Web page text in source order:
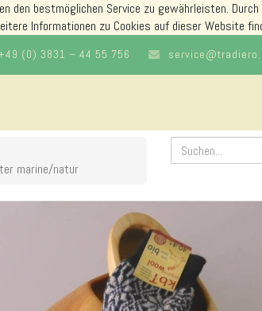
den bestmöglichen Service zu gewährleisten.
Informationen zu Cookies auf dieser Website
(0) 3831 – 44 55 756
marine/natur